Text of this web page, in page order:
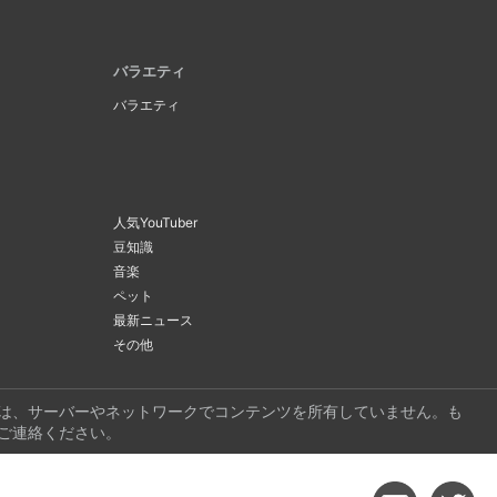
バラエティ
バラエティ
人気YouTuber
豆知識
音楽
ペット
最新ニュース
その他
サーバーやネットワークでコンテンツを所有していません。も
連絡ください。